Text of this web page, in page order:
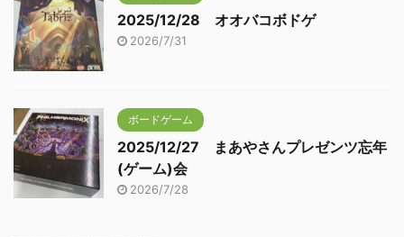
2025/12/28 オオバコボドゲ
2026/7/31
ボードゲーム
2025/12/27 まあやさんプレゼンツ忘年
(ゲーム)会
2026/7/28